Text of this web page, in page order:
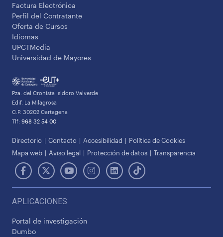
Factura Electrónica
Perfil del Contratante
Oferta de Cursos
Idiomas
UPCTMedia
Universidad de Mayores
Pza. del Cronista Isidoro Valverde
Edif. La Milagrosa
C.P. 30202 Cartagena
Tlf: 968 32 54 00
Directorio Contacto Accesibilidad
Política de Cookies
Mapa web
Aviso legal Protección de datos Transparencia
APLICACIONES
Portal de investigación
Dumbo